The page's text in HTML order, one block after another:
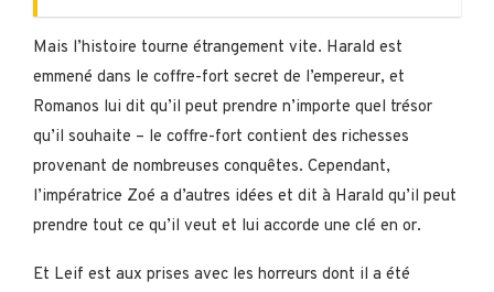
Mais l’histoire tourne étrangement vite. Harald est
emmené dans le coffre-fort secret de l’empereur, et
Romanos lui dit qu’il peut prendre n’importe quel trésor
qu’il souhaite – le coffre-fort contient des richesses
provenant de nombreuses conquêtes. Cependant,
l’impératrice Zoé a d’autres idées et dit à Harald qu’il peut
prendre tout ce qu’il veut et lui accorde une clé en or.
Et Leif est aux prises avec les horreurs dont il a été